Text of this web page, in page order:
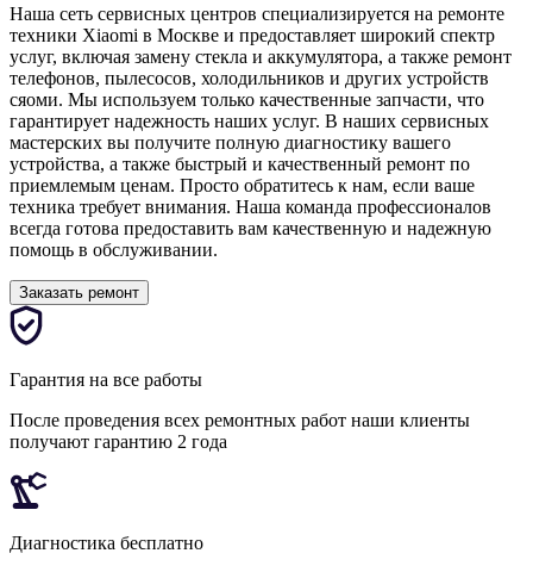
Наша сеть сервисных центров специализируется на ремонте
техники Xiaomi в Москве и предоставляет широкий спектр
услуг, включая замену стекла и аккумулятора, а также ремонт
телефонов, пылесосов, холодильников и других устройств
сяоми. Мы используем только качественные запчасти, что
гарантирует надежность наших услуг. В наших сервисных
мастерских вы получите полную диагностику вашего
устройства, а также быстрый и качественный ремонт по
приемлемым ценам. Просто обратитесь к нам, если ваше
техника требует внимания. Наша команда профессионалов
всегда готова предоставить вам качественную и надежную
помощь в обслуживании.
Заказать ремонт
Гарантия на все работы
После проведения всех ремонтных работ наши клиенты
получают гарантию 2 года
Диагностика бесплатно